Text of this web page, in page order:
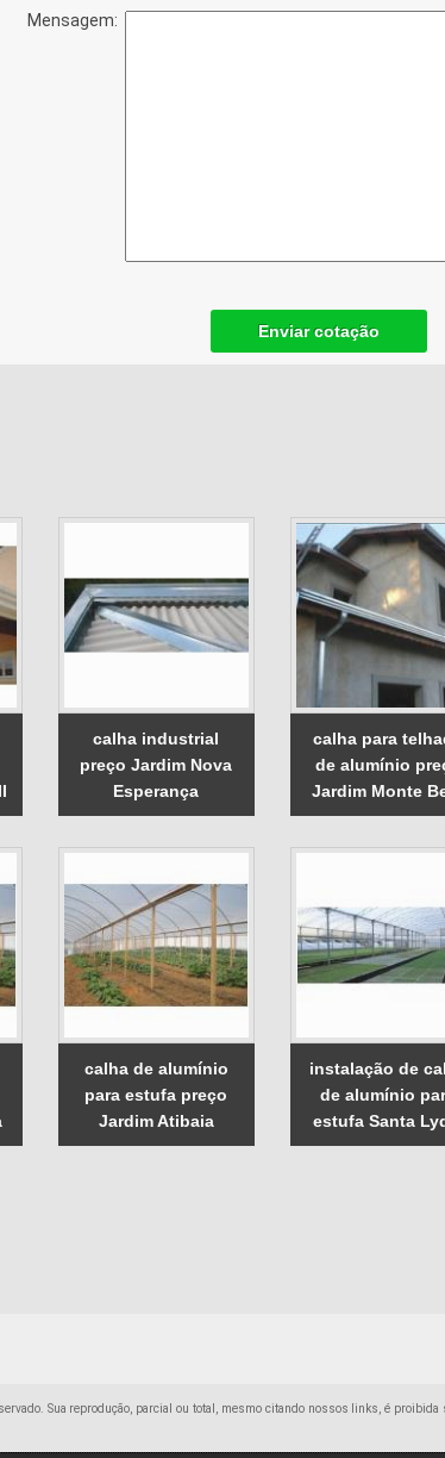
Mensagem:
Enviar cotação
calha industrial
preço Jardim Nova
Esperança
calha para
de alumínio
Jardim Monte
calha de alumínio
para estufa preço
Jardim Atibaia
instalação de
de alumínio
estufa Santa
Sua reprodução, parcial ou total, mesmo citando nossos links, é